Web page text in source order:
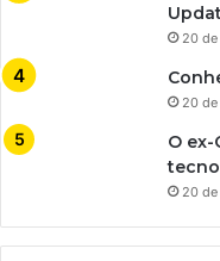
20
20
O ex-
20